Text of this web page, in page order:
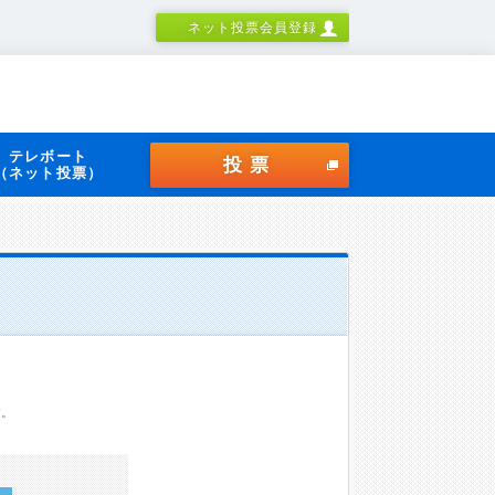
ネット投票会員登録
テレボート
（ネット投票）
投票